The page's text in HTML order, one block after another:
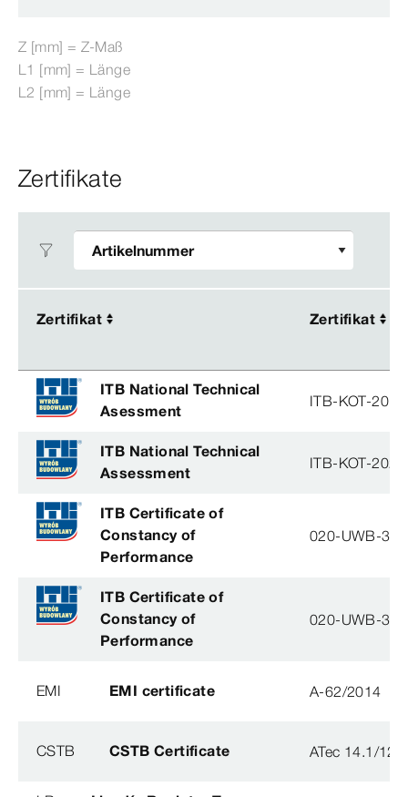
Z [mm] = Z-​Maß
L1 [mm] = Länge
L2 [mm] = Länge
Zertifikate
Zertifikat Zertifikat
Zertifikat Zertifikat
ITB National Technical
Asessment
ITB-KOT-
ITB National Technical
Assessment
ITB-KOT-
ITB Certificate of
Constancy of
Performance
020-UWB-
ITB Certificate of
Constancy of
Performance
020-UWB-
EMI EMI certificate A-62/2014
CSTB CSTB Certificate ATec 14.1/12-